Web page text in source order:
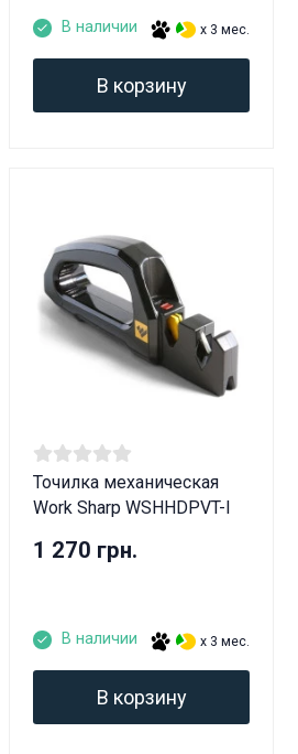
В наличии x 3 мес.
В корзину
Точилка механическая
Work Sharp WSHHDPVT-I
1 270 грн.
В наличии x 3 мес.
В корзину